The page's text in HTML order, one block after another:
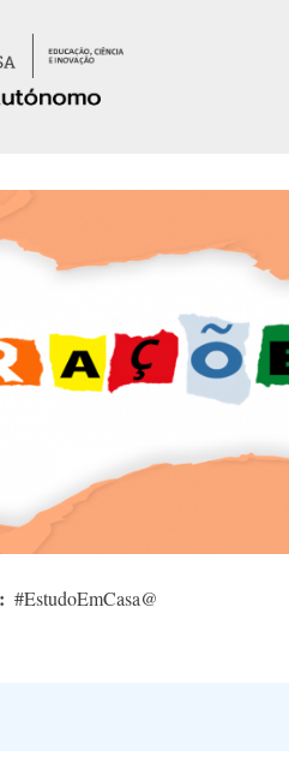
#EstudoEmCasa@